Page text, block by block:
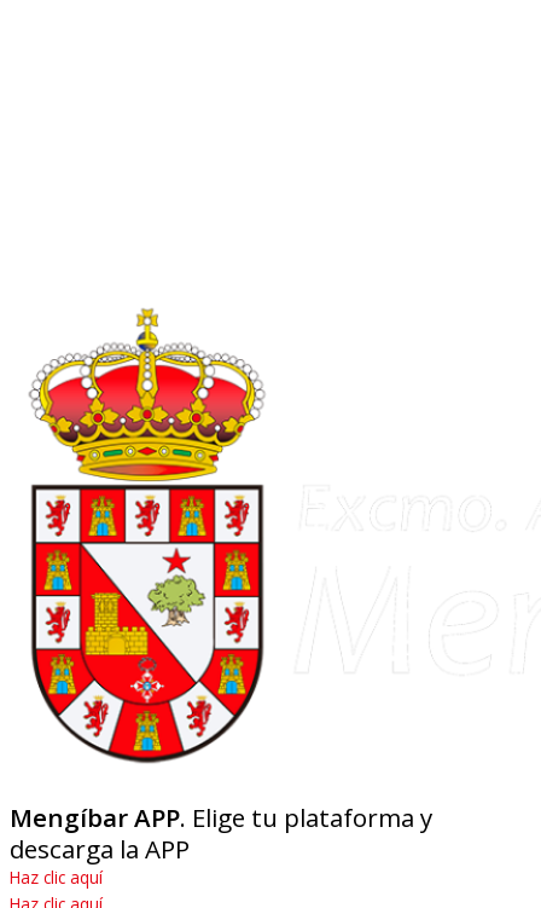
Mengíbar APP. Elige tu plataforma y
descarga la APP
Haz clic aquí